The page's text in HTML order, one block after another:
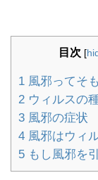
目次 [
1 風邪ってそ
2 ウィルスの
3 風邪の症状
4 風邪はウィ
5 もし風邪を